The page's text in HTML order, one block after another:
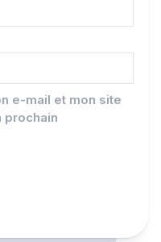
e-mail et mon site
prochain